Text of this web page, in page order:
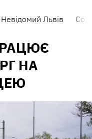
Невідомий Львів
НА